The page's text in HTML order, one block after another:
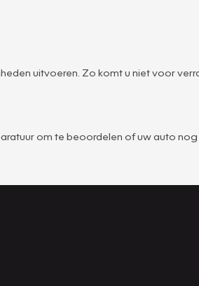
uitvoeren. Zo komt u niet voor
om te beoordelen of uw auto nog